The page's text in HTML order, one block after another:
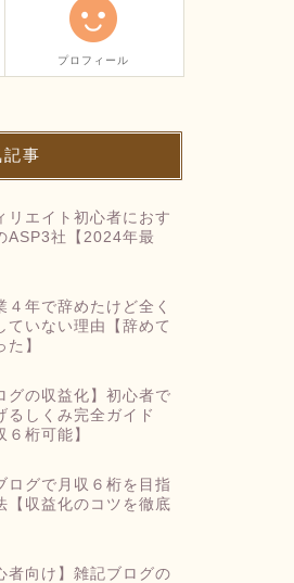
プロフィール
記事
リエイト初心者におす
ASP3社【2024年最
４年で辞めたけど全く
ていない理由【辞めて
た】
グの収益化】初心者で
るしくみ完全ガイド
６桁可能】
ログで月収６桁を目指
【収益化のコツを徹底
者向け】雑記ブログの